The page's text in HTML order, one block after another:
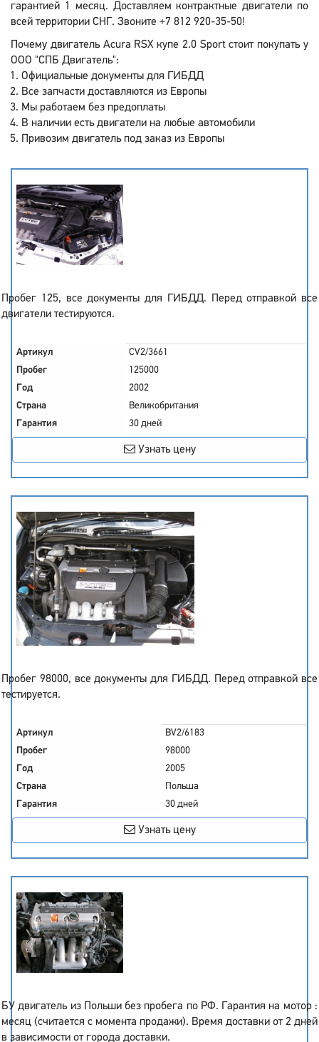
гарантией 1 месяц. Доставляем контрактные двигатели по
всей территории СНГ. Звоните +7 812 920-35-50!
Почему двигатель Acura RSX купе 2.0 Sport стоит покупать у
ООО "СПБ Двигатель":
Официальные документы для ГИБДД
Все запчасти доставляются из Европы
Мы работаем без предоплаты
В наличии есть двигатели на любые автомобили
Привозим двигатель под заказ из Европы
Пробег 125, все документы для ГИБДД. Перед отправкой все
двигатели тестируются.
Артикул
CV2/3661
Пробег
125000
Год
2002
Страна
Великобритания
Гарантия
30 дней
Узнать цену
Пробег 98000, все документы для ГИБДД. Перед отправкой все
тестируется.
Артикул
BV2/6183
Пробег
98000
Год
2005
Страна
Польша
Гарантия
30 дней
Узнать цену
БУ двигатель из Польши без пробега по РФ. Гарантия на мотор :
месяц (считается с момента продажи). Время доставки от 2 дней
в зависимости от города доставки.